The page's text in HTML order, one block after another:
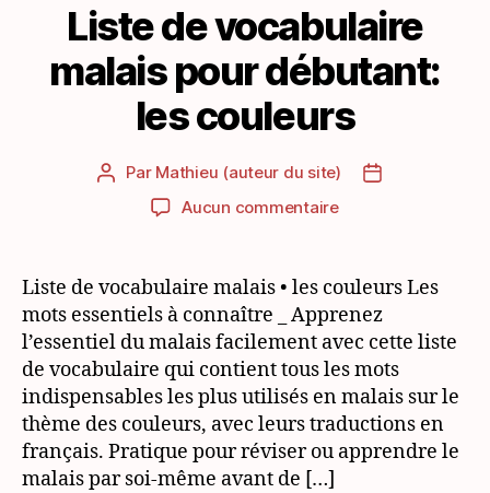
Liste de vocabulaire
malais pour débutant:
les couleurs
Auteur
l’article
Par Mathieu (auteur du site)
Date
Aucun commentairesur
vocabulaire
pour
débutant:
les
couleurs
Liste de vocabulaire malais • les couleurs Les
mots essentiels à connaître _ Apprenez
l’essentiel du malais facilement avec cette liste
de vocabulaire qui contient tous les mots
indispensables les plus utilisés en malais sur le
thème des couleurs, avec leurs traductions en
français. Pratique pour réviser ou apprendre le
malais par soi-même avant de […]